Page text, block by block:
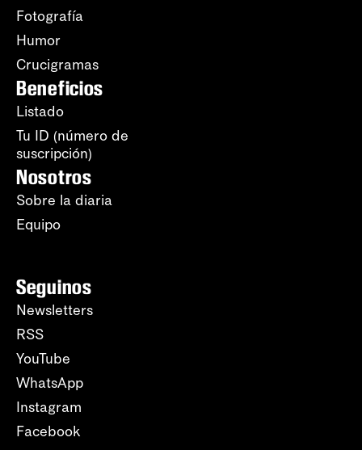
Fotografía
Humor
Crucigramas
Beneficios
Listado
Tu ID (número de
suscripción)
Nosotros
Sobre la diaria
Equipo
Seguinos
Newsletters
RSS
YouTube
WhatsApp
Instagram
Facebook